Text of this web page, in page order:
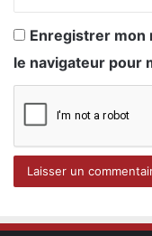
Enregistrer mon
le navigateur pour